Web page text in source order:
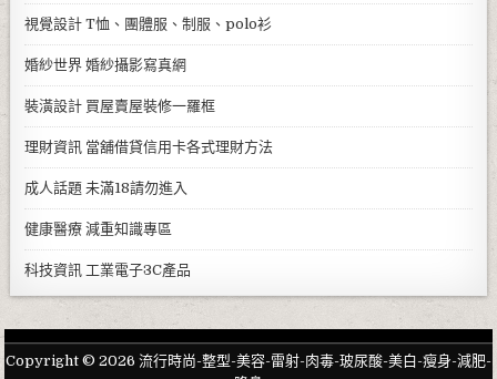
視覺設計 T恤、團體服、制服、polo衫
婚紗世界 婚紗攝影寫真網
裝潢設計 買屋賣屋裝修一羅框
理財資訊 當舖借貸信用卡各式理財方法
成人話題 未滿18請勿進入
健康醫療 減重知識專區
科技資訊 工業電子3C產品
Copyright © 2026 流行時尚-整型-美容-雷射-肉毒-玻尿酸-美白-瘦身-減肥-